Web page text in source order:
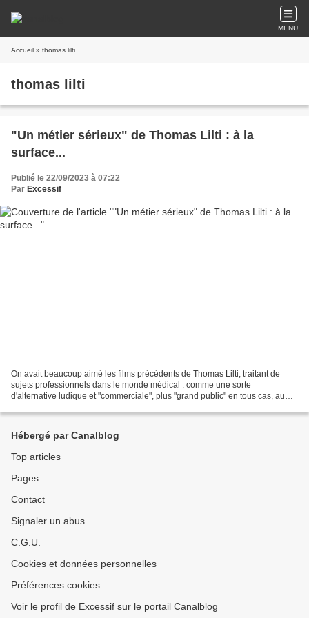
MENU
Accueil » thomas lilti
thomas lilti
"Un métier sérieux" de Thomas Lilti : à la
surface...
Publié le 22/09/2023 à 07:22
Par Excessif
On avait beaucoup aimé les films précédents de Thomas Lilti, traitant de
sujets professionnels dans le monde médical : comme une sorte
d'alternative ludique et "commerciale", plus "grand public" en tous cas, au
Hébergé par Canalblog
Top articles
Pages
Contact
Signaler un abus
C.G.U.
Cookies et données personnelles
Préférences cookies
Voir le profil de Excessif sur le portail Canalblog